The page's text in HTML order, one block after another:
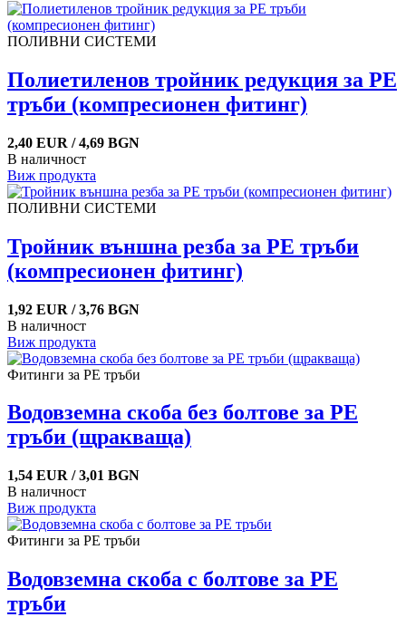
ПОЛИВНИ СИСТЕМИ
Полиетиленов тройник редукция за PE
тръби (компресионен фитинг)
2,40 EUR / 4,69 BGN
В наличност
Виж продукта
ПОЛИВНИ СИСТЕМИ
Тройник външна резба за PE тръби
(компресионен фитинг)
1,92 EUR / 3,76 BGN
В наличност
Виж продукта
Фитинги за PE тръби
Водовземна скоба без болтове за PE
тръби (щракваща)
1,54 EUR / 3,01 BGN
В наличност
Виж продукта
Фитинги за PE тръби
Водовземна скоба с болтове за PE
тръби